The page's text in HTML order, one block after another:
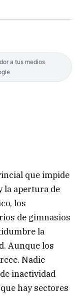
a tus medios
que impide
la apertura de
los
de gimnasios
la
Aunque los
Nadie
inactividad
hay sectores